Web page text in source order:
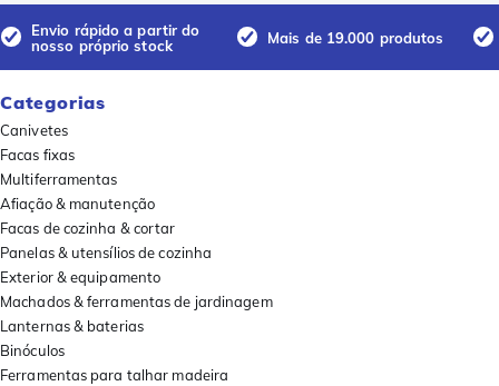
Envio rápido a partir do
nosso próprio stock
Mais de 19.000 produtos
Categorias
Canivetes
Facas fixas
Multiferramentas
Afiação & manutenção
Facas de cozinha & cortar
Panelas & utensílios de cozinha
Exterior & equipamento
Machados & ferramentas de jardinagem
Lanternas & baterias
Binóculos
Ferramentas para talhar madeira